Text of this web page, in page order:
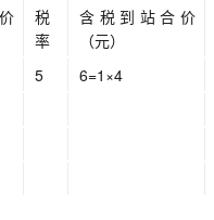
税
率
含税到站合价
（元）
5 6=1×4